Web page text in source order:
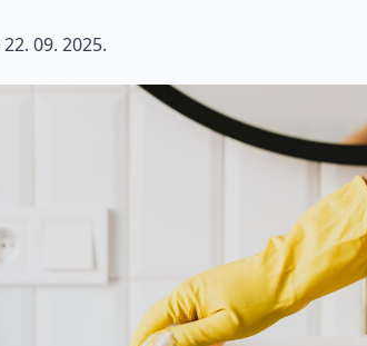
22. 09. 2025.